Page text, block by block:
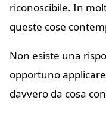
riconoscibile. In
queste cose
Non esiste una
opportuno
davvero da cosa